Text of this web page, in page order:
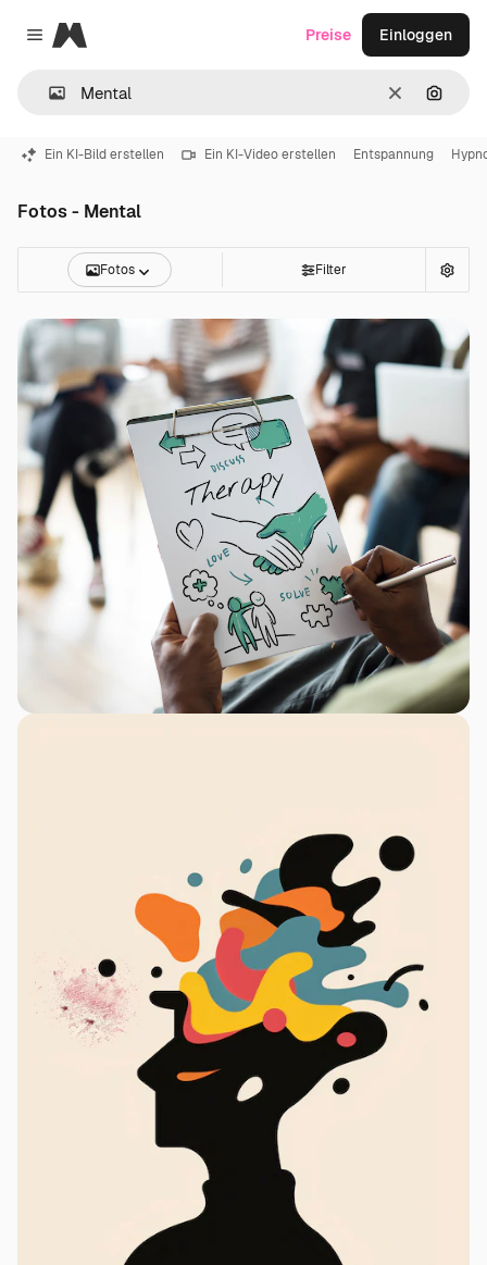
Close menu
Magnific
LöschenNach
Preise Einloggen
Ein KI-Bild erstellen Ein KI-Video erstellen Entspannung
Fotos - Mental
Fotos Filter